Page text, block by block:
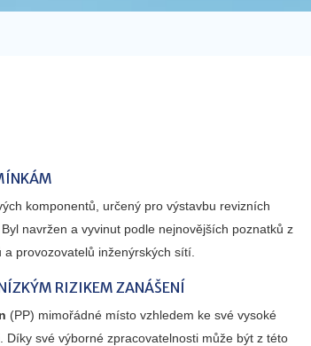
komponentů, určený pro výstavbu revizních
navržen a vyvinut podle nejnovějších poznatků z
provozovatelů inženýrských sítí.
RIZIKEM ZANÁŠENÍ
(PP) mimořádné místo vzhledem ke své vysoké
své výborné zpracovatelnosti může být z této